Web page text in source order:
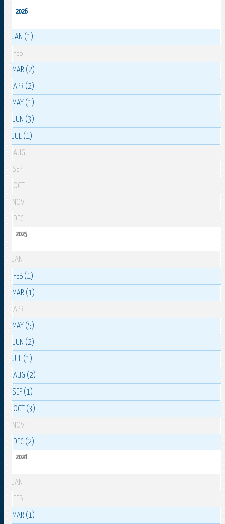
2026
JAN (1)
FEB
MAR (2)
APR (2)
MAY (1)
JUN (3)
JUL (1)
AUG
SEP
OCT
NOV
DEC
2025
JAN
FEB (1)
MAR (1)
APR
MAY (5)
JUN (2)
JUL (1)
AUG (2)
SEP (1)
OCT (3)
NOV
DEC (2)
2024
JAN
FEB
MAR (1)